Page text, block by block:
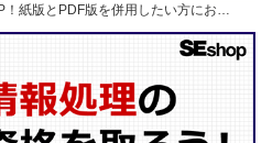
紙版とPDF版を併用したい方にお…